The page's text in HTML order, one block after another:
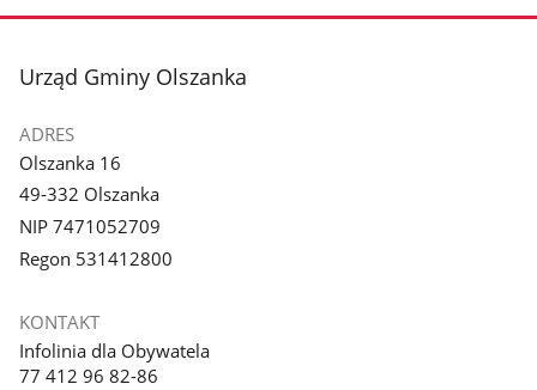
stopka
Urząd Gminy Olszanka
ADRES
Olszanka 16
49-332 Olszanka
NIP 7471052709
Regon 531412800
KONTAKT
Infolinia dla Obywatela
77 412 96 82-86